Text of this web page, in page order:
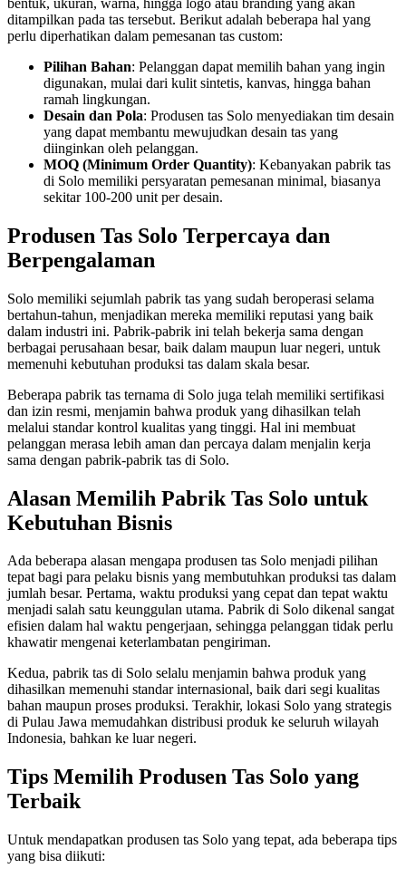
ditampilkan pada tas tersebut. Berikut adalah beberapa hal yang
perlu diperhatikan dalam pemesanan tas custom:
Pilihan Bahan: Pelanggan dapat memilih bahan yang ingin
digunakan, mulai dari kulit sintetis, kanvas, hingga bahan
ramah lingkungan.
Desain dan Pola: Produsen tas Solo menyediakan tim desain
yang dapat membantu mewujudkan desain tas yang
diinginkan oleh pelanggan.
MOQ (Minimum Order Quantity): Kebanyakan pabrik tas
di Solo memiliki persyaratan pemesanan minimal, biasanya
sekitar 100-200 unit per desain.
Produsen Tas Solo Terpercaya dan
Berpengalaman
Solo memiliki sejumlah pabrik tas yang sudah beroperasi selama
bertahun-tahun, menjadikan mereka memiliki reputasi yang baik
dalam industri ini. Pabrik-pabrik ini telah bekerja sama dengan
berbagai perusahaan besar, baik dalam maupun luar negeri, untuk
memenuhi kebutuhan produksi tas dalam skala besar.
Beberapa pabrik tas ternama di Solo juga telah memiliki sertifikasi
dan izin resmi, menjamin bahwa produk yang dihasilkan telah
melalui standar kontrol kualitas yang tinggi. Hal ini membuat
pelanggan merasa lebih aman dan percaya dalam menjalin kerja
sama dengan pabrik-pabrik tas di Solo.
Alasan Memilih Pabrik Tas Solo untuk
Kebutuhan Bisnis
Ada beberapa alasan mengapa produsen tas Solo menjadi pilihan
tepat bagi para pelaku bisnis yang membutuhkan produksi tas dalam
jumlah besar. Pertama, waktu produksi yang cepat dan tepat waktu
menjadi salah satu keunggulan utama. Pabrik di Solo dikenal sangat
efisien dalam hal waktu pengerjaan, sehingga pelanggan tidak perlu
khawatir mengenai keterlambatan pengiriman.
Kedua, pabrik tas di Solo selalu menjamin bahwa produk yang
dihasilkan memenuhi standar internasional, baik dari segi kualitas
bahan maupun proses produksi. Terakhir, lokasi Solo yang strategis
di Pulau Jawa memudahkan distribusi produk ke seluruh wilayah
Indonesia, bahkan ke luar negeri.
Tips Memilih Produsen Tas Solo yang
Terbaik
Untuk mendapatkan produsen tas Solo yang tepat, ada beberapa tips
yang bisa diikuti: